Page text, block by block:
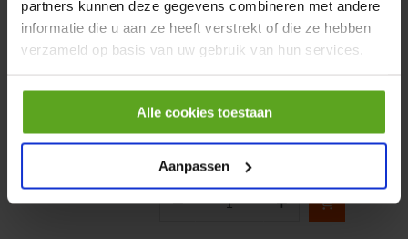
partners kunnen deze gegevens combineren met andere
informatie die u aan ze heeft verstrekt of die ze hebben
verzameld op basis van uw gebruik van hun services.
Alle cookies toestaan
Aanpassen
Vergelijken
S16 tyleen T-koppeling
40mm x 1.1/4" male PP
Merknaam:Supreme
− Aantal +